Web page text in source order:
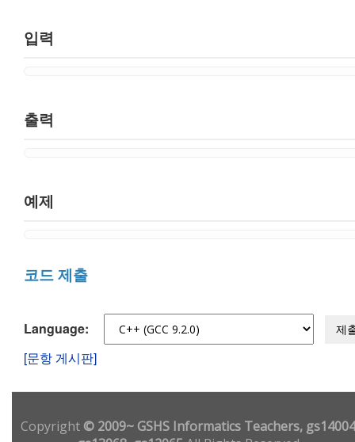
입력
출력
예제
코드 제출
Language: 제
[문항 게시판]
Copyright© 2009~ GSHS Informatics Teachers,